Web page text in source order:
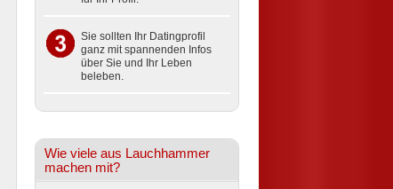
Sie sollten Ihr Datingprofil
ganz mit spannenden Infos
über Sie und Ihr Leben
beleben.
Wie viele aus Lauchhammer
machen mit?